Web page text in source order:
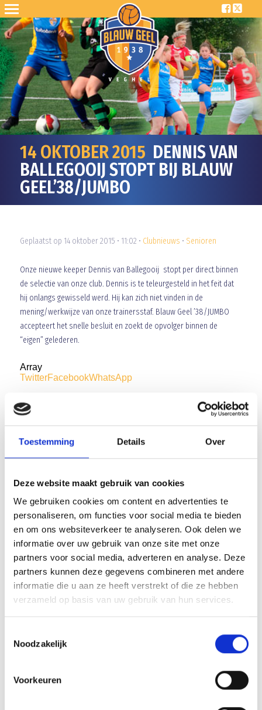
Toestemming Details Over
Deze website maakt gebruik van cookies
We gebruiken cookies om content en advertenties te
personaliseren, om functies voor social media te bieden
en om ons websiteverkeer te analyseren. Ook delen we
informatie over uw gebruik van onze site met onze
partners voor social media, adverteren en analyse. Deze
partners kunnen deze gegevens combineren met andere
informatie die u aan ze heeft verstrekt of die ze hebben
verzameld op basis van uw gebruik van hun services.
Noodzakelijk
Voorkeuren
14 OKTOBER 2015 DENNIS VAN
BALLEGOOIJ STOPT BIJ BLAUW
GEEL’38/JUMBO
Geplaatst op 14 oktober 2015 • 11:02 • Clubnieuws • Senioren
Onze nieuwe keeper Dennis van Ballegooij stopt per direct binnen
de selectie van onze club. Dennis is te teleurgesteld in het feit dat
hij onlangs gewisseld werd. Hij kan zich niet vinden in de
mening/werkwijze van onze trainersstaf. Blauw Geel ’38/JUMBO
accepteert het snelle besluit en zoekt de opvolger binnen de
“eigen” gelederen.
Array
TwitterFacebookWhatsApp
Deze week gaat onze aandacht uit naar C9.
AANMELDEN LID
RECENT NIEUWS
Overwinning op Mierlo Hout